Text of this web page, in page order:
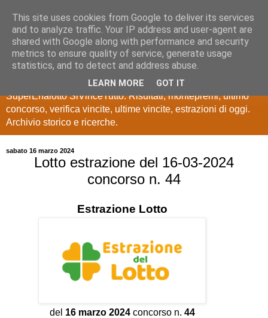
Estrazioni Lotto
SuperEnalotto
Ultime estrazioni di Lotto, SuperEnalotto, 10 e lotto,
SuperEnalotto SiVinceTutto. Risultati, montepremi, ultimo
concorso, verifica vincite, ultime vincite, estrazioni di oggi.
Archivio storico e ricerche.
sabato 16 marzo 2024
Lotto estrazione del 16-03-2024
concorso n. 44
Estrazione Lotto
del 16 marzo 2024concorso n. 44
This site uses cookies from Google to deliver its services
and to analyze traffic. Your IP address and user-agent are
shared with Google along with performance and security
metrics to ensure quality of service, generate usage
statistics, and to detect and address abuse.
LEARN MORE GOT IT